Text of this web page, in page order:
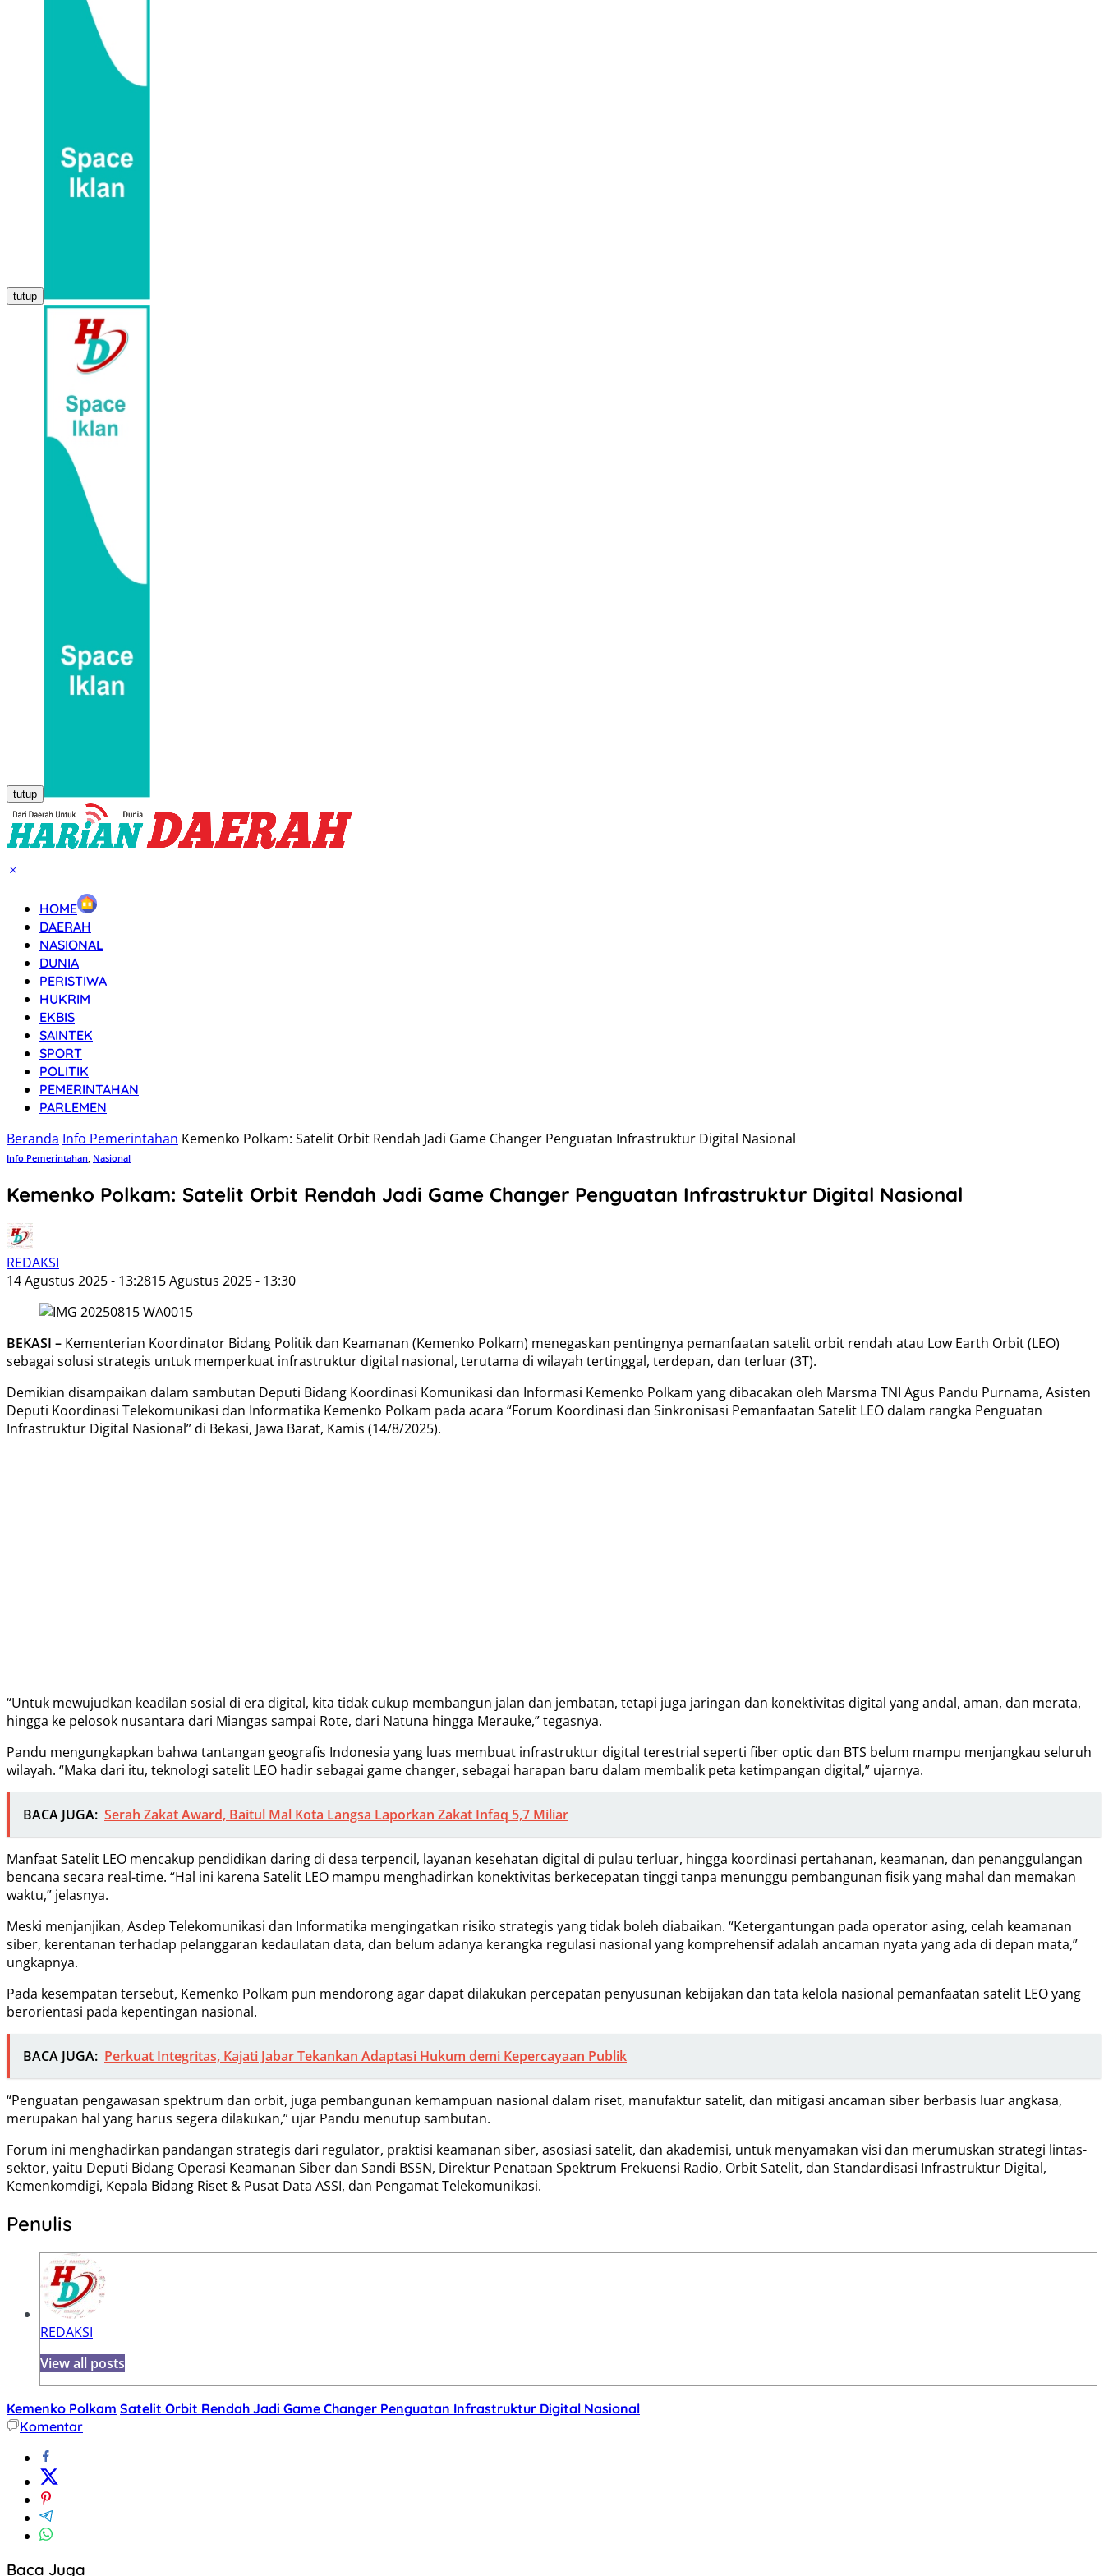
tutup
tutup
HOME
DAERAH
NASIONAL
DUNIA
PERISTIWA
HUKRIM
EKBIS
SAINTEK
SPORT
POLITIK
PEMERINTAHAN
PARLEMEN
Beranda Info Pemerintahan Kemenko Polkam: Satelit Orbit Rendah Jadi Game Changer Penguatan Infrastruktur Digital Nasional
Info Pemerintahan, Nasional
Kemenko Polkam: Satelit Orbit Rendah Jadi Game Changer Penguatan Infrastruktur Digital Nasional
REDAKSI
14 Agustus 2025 - 13:2815 Agustus 2025 - 13:30
BEKASI – Kementerian Koordinator Bidang Politik dan Keamanan (Kemenko Polkam) menegaskan pentingnya pemanfaatan satelit orbit rendah atau Low Earth Orbit (LEO)
sebagai solusi strategis untuk memperkuat infrastruktur digital nasional, terutama di wilayah tertinggal, terdepan, dan terluar (3T).
Demikian disampaikan dalam sambutan Deputi Bidang Koordinasi Komunikasi dan Informasi Kemenko Polkam yang dibacakan oleh Marsma TNI Agus Pandu Purnama, Asisten
Deputi Koordinasi Telekomunikasi dan Informatika Kemenko Polkam pada acara “Forum Koordinasi dan Sinkronisasi Pemanfaatan Satelit LEO dalam rangka Penguatan
Infrastruktur Digital Nasional” di Bekasi, Jawa Barat, Kamis (14/8/2025).
“Untuk mewujudkan keadilan sosial di era digital, kita tidak cukup membangun jalan dan jembatan, tetapi juga jaringan dan konektivitas digital yang andal, aman, dan merata,
hingga ke pelosok nusantara dari Miangas sampai Rote, dari Natuna hingga Merauke,” tegasnya.
Pandu mengungkapkan bahwa tantangan geografis Indonesia yang luas membuat infrastruktur digital terestrial seperti fiber optic dan BTS belum mampu menjangkau seluruh
wilayah. “Maka dari itu, teknologi satelit LEO hadir sebagai game changer, sebagai harapan baru dalam membalik peta ketimpangan digital,” ujarnya.
BACA JUGA: Serah Zakat Award, Baitul Mal Kota Langsa Laporkan Zakat Infaq 5,7 Miliar
Manfaat Satelit LEO mencakup pendidikan daring di desa terpencil, layanan kesehatan digital di pulau terluar, hingga koordinasi pertahanan, keamanan, dan penanggulangan
bencana secara real-time. “Hal ini karena Satelit LEO mampu menghadirkan konektivitas berkecepatan tinggi tanpa menunggu pembangunan fisik yang mahal dan memakan
waktu,” jelasnya.
Meski menjanjikan, Asdep Telekomunikasi dan Informatika mengingatkan risiko strategis yang tidak boleh diabaikan. “Ketergantungan pada operator asing, celah keamanan
siber, kerentanan terhadap pelanggaran kedaulatan data, dan belum adanya kerangka regulasi nasional yang komprehensif adalah ancaman nyata yang ada di depan mata,”
ungkapnya.
Pada kesempatan tersebut, Kemenko Polkam pun mendorong agar dapat dilakukan percepatan penyusunan kebijakan dan tata kelola nasional pemanfaatan satelit LEO yang
berorientasi pada kepentingan nasional.
BACA JUGA: Perkuat Integritas, Kajati Jabar Tekankan Adaptasi Hukum demi Kepercayaan Publik
“Penguatan pengawasan spektrum dan orbit, juga pembangunan kemampuan nasional dalam riset, manufaktur satelit, dan mitigasi ancaman siber berbasis luar angkasa,
merupakan hal yang harus segera dilakukan,” ujar Pandu menutup sambutan.
Forum ini menghadirkan pandangan strategis dari regulator, praktisi keamanan siber, asosiasi satelit, dan akademisi, untuk menyamakan visi dan merumuskan strategi lintas-
sektor, yaitu Deputi Bidang Operasi Keamanan Siber dan Sandi BSSN, Direktur Penataan Spektrum Frekuensi Radio, Orbit Satelit, dan Standardisasi Infrastruktur Digital,
Kemenkomdigi, Kepala Bidang Riset & Pusat Data ASSI, dan Pengamat Telekomunikasi.
Penulis
REDAKSI
View all posts
Kemenko Polkam Satelit Orbit Rendah Jadi Game Changer Penguatan Infrastruktur Digital Nasional
Komentar
Baca Juga